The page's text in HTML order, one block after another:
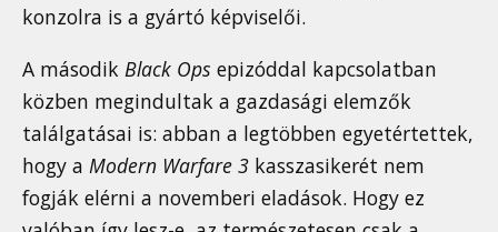
konzolra is a gyártó képviselői.
A második Black Ops epizóddal kapcsolatban
közben megindultak a gazdasági elemzők
találgatásai is: abban a legtöbben egyetértettek,
hogy a Modern Warfare 3 kasszasikerét nem
fogják elérni a novemberi eladások. Hogy ez